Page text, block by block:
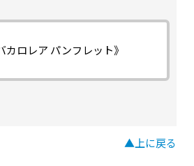
カロレア パンフレット》
▲上に戻る